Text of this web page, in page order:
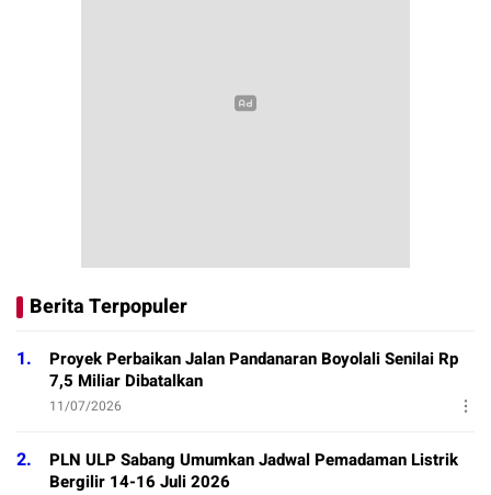
Berita Terpopuler
1.
Proyek Perbaikan Jalan Pandanaran Boyolali Senilai Rp
7,5 Miliar Dibatalkan
11/07/2026
2.
PLN ULP Sabang Umumkan Jadwal Pemadaman Listrik
Bergilir 14-16 Juli 2026